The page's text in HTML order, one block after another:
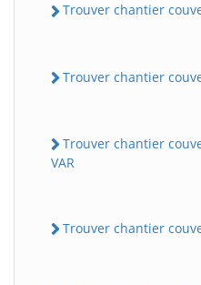
Trouver chantier
Trouver chantier
Trouver chantier
VAR
Trouver chantier